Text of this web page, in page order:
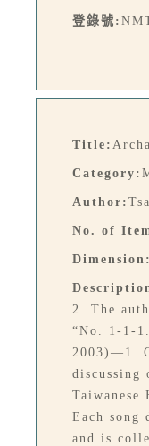
登錄號:
Title:
Category:
Author:
No. of
Dimension:
2. The
“No. 1-1-
2003)—1.
Each song
and is